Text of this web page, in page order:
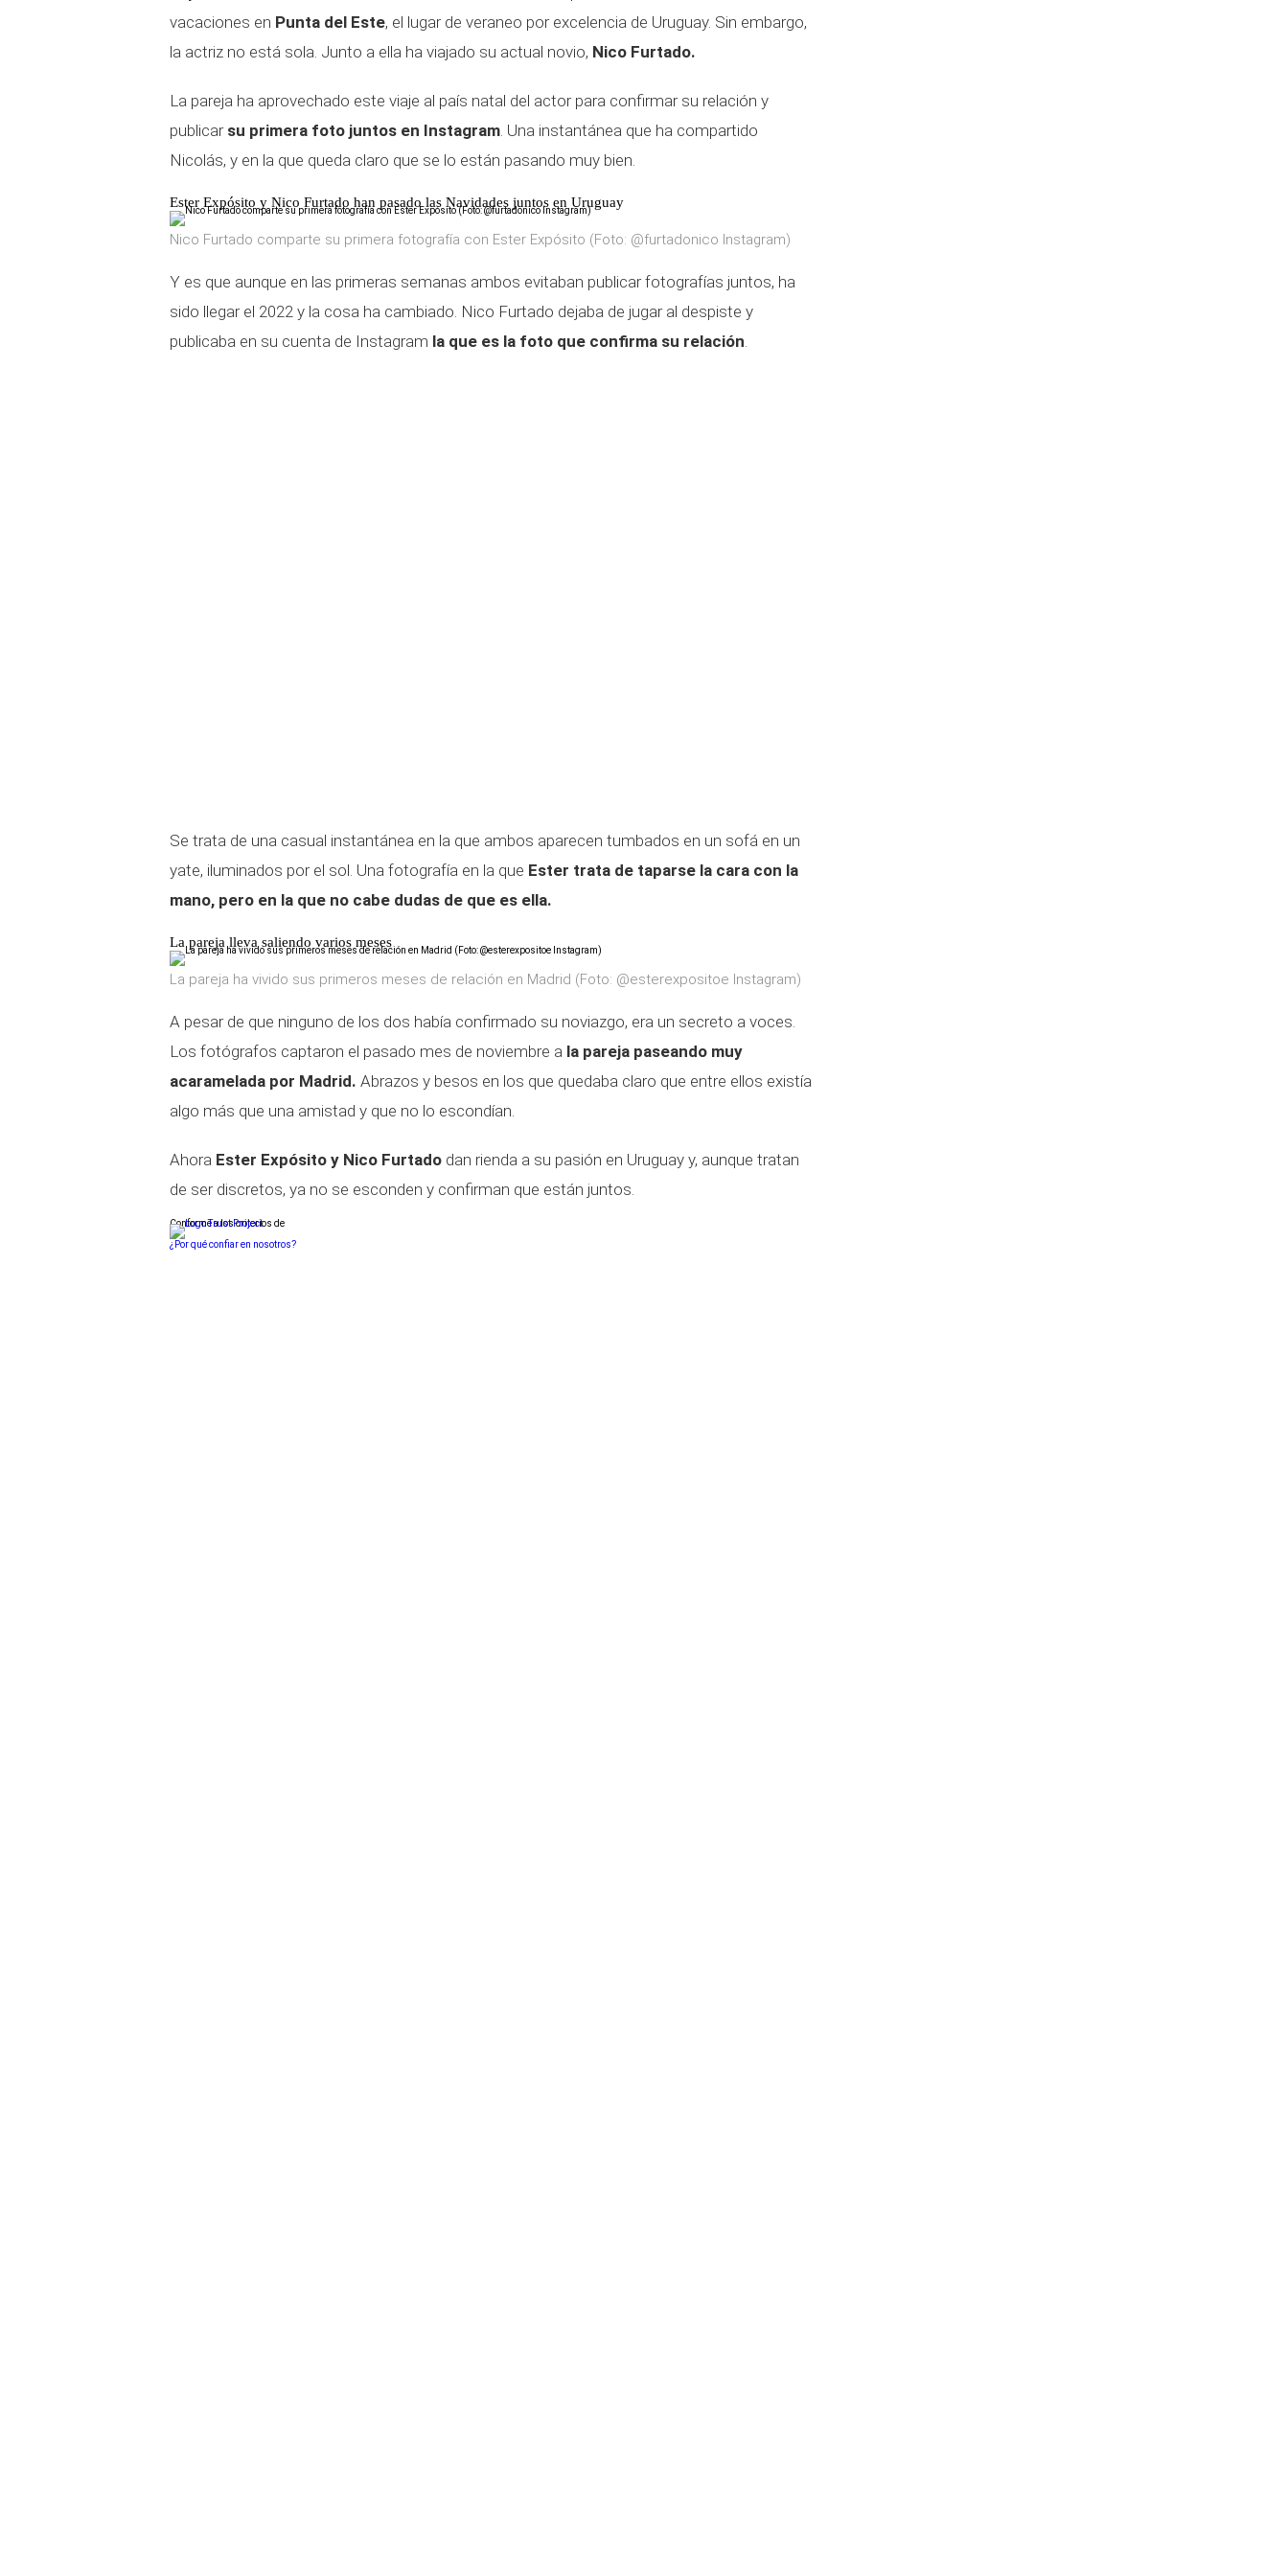
vacaciones en Punta del Este, el lugar de veraneo por excelencia de Uruguay. Sin embargo,
la actriz no está sola. Junto a ella ha viajado su actual novio, Nico Furtado.
La pareja ha aprovechado este viaje al país natal del actor para confirmar su relación y
publicar su primera foto juntos en Instagram. Una instantánea que ha compartido
Nicolás, y en la que queda claro que se lo están pasando muy bien.
Ester Expósito y Nico Furtado han pasado las Navidades juntos en Uruguay
Nico Furtado comparte su primera fotografía con Ester Expósito (Foto: @furtadonico Instagram)
Y es que aunque en las primeras semanas ambos evitaban publicar fotografías juntos, ha
sido llegar el 2022 y la cosa ha cambiado. Nico Furtado dejaba de jugar al despiste y
publicaba en su cuenta de Instagram la que es la foto que confirma su relación.
Se trata de una casual instantánea en la que ambos aparecen tumbados en un sofá en un
yate, iluminados por el sol. Una fotografía en la que Ester trata de taparse la cara con la
mano, pero en la que no cabe dudas de que es ella.
La pareja lleva saliendo varios meses
La pareja ha vivido sus primeros meses de relación en Madrid (Foto: @esterexpositoe Instagram)
A pesar de que ninguno de los dos había confirmado su noviazgo, era un secreto a voces.
Los fotógrafos captaron el pasado mes de noviembre a la pareja paseando muy
acaramelada por Madrid. Abrazos y besos en los que quedaba claro que entre ellos existía
algo más que una amistad y que no lo escondían.
Ahora Ester Expósito y Nico Furtado dan rienda a su pasión en Uruguay y, aunque tratan
de ser discretos, ya no se esconden y confirman que están juntos.
Conforme a los criterios de
¿Por qué confiar en nosotros?